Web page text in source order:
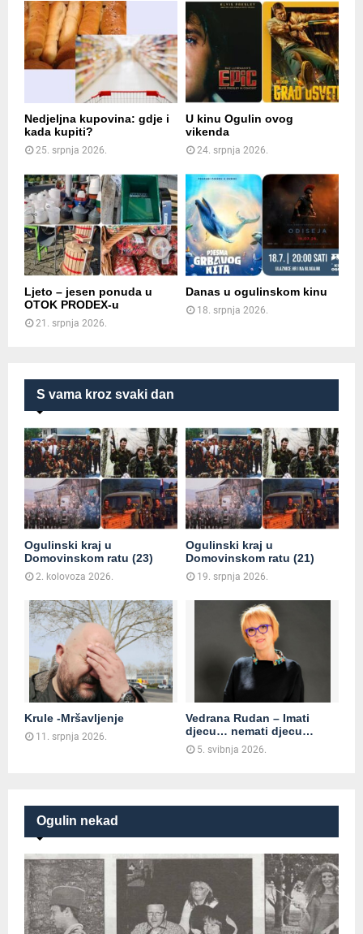
S vama kroz svaki dan
Ogulinski kraj u
Domovinskom ratu (23)
2. kolovoza 2026.
Ogulinski kraj u
Domovinskom ratu (21)
19. srpnja 2026.
Krule -Mršavljenje
11. srpnja 2026.
Vedrana Rudan – Imati
djecu… nemati djecu…
5. svibnja 2026.
Ogulin nekad
Nedjeljna kupovina: gdje i
kada kupiti?
25. srpnja 2026.
U kinu Ogulin ovog
vikenda
24. srpnja 2026.
Ljeto – jesen ponuda u
OTOK PRODEX-u
21. srpnja 2026.
Danas u ogulinskom kinu
18. srpnja 2026.